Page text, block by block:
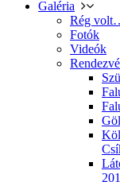
Galéria
Rég
Fotók
Videók